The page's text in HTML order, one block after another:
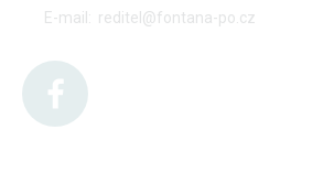
E-mail: reditel@fontana-po.cz